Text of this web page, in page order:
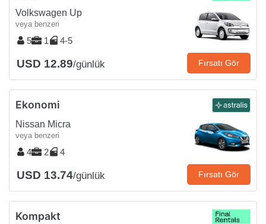
Volkswagen Up
veya benzeri
5 1 4-5
USD 12.89/günlük Fırsatı Gör
Ekonomi
Nissan Micra
veya benzeri
4 2 4
USD 13.74/günlük Fırsatı Gör
Kompakt